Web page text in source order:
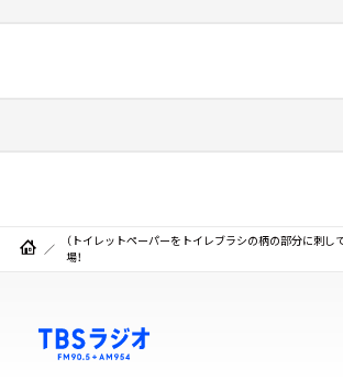
（トイレットペーパーをトイレブラシの柄の部分に刺し
場！